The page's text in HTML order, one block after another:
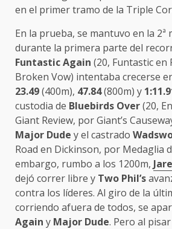
en el primer tramo de la Triple
En la prueba, se mantuvo en la 2ª
durante la primera parte del
Funtastic Again (20, Funtastic en
Broken Vow) intentaba crecerse
23.49(400m), 47.84(800m) y
custodia de Bluebirds Over(20,
Giant Review, por Giant’s
Major Dude y el castrado
Road en Dickinson, por Medaglia
embargo, rumbo a los 1200m,
dejó correr libre y Two Phil’s
contra los líderes. Al giro de la
corriendo afuera de todos, se
Again y Major Dude. Pero al